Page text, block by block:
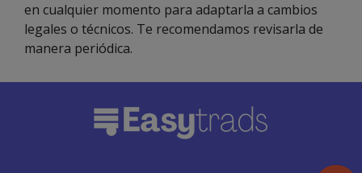
en cualquier momento para adaptarla a cambios
legales o técnicos. Te recomendamos revisarla de
manera periódica.